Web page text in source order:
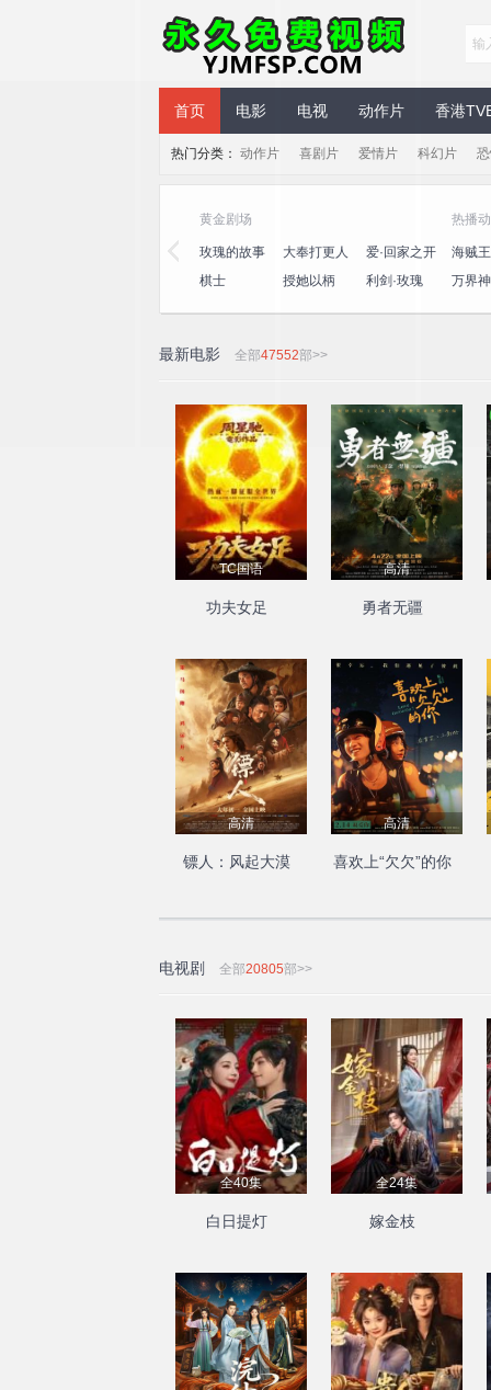
永久免费视频
首页 电影 电视 动作片 香港
热门分类： 动作片 喜剧片 爱情片 科幻片
黄金剧场
玫瑰的故事 大奉打更人
爱·回家之开
心速递
棋士 授她以柄 利剑·玫瑰
热播
海贼
王
万界
最新电影 全部47552部>>
TC国语
功夫女足
高清
勇者无疆
高清
镖人：风起大漠
高清
喜欢上“欠欠”的你
电视剧 全部20805部>>
全40集
白日提灯
全24集
嫁金枝